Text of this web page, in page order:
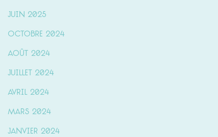
juin 2025
octobre 2024
août 2024
juillet 2024
avril 2024
mars 2024
janvier 2024